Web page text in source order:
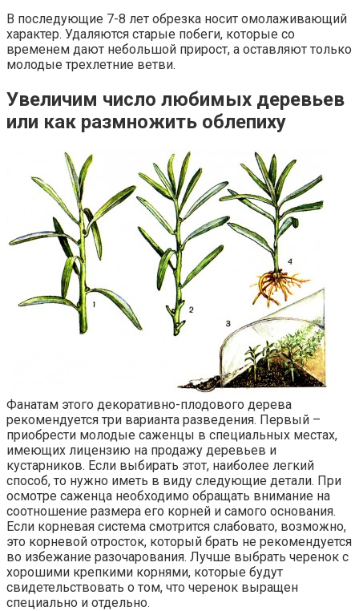
В последующие 7-8 лет обрезка носит омолаживающий
характер. Удаляются старые побеги, которые со
временем дают небольшой прирост, а оставляют только
молодые трехлетние ветви.
Увеличим число любимых деревьев
или как размножить облепиху
Фанатам этого декоративно-плодового дерева
рекомендуется три варианта разведения. Первый –
приобрести молодые саженцы в специальных местах,
имеющих лицензию на продажу деревьев и
кустарников. Если выбирать этот, наиболее легкий
способ, то нужно иметь в виду следующие детали. При
осмотре саженца необходимо обращать внимание на
соотношение размера его корней и самого основания.
Если корневая система смотрится слабовато, возможно,
это корневой отросток, который брать не рекомендуется
во избежание разочарования. Лучше выбрать черенок с
хорошими крепкими корнями, которые будут
свидетельствовать о том, что черенок выращен
специально и отдельно.